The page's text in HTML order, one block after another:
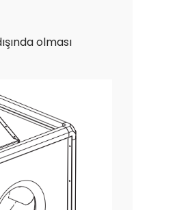
olması